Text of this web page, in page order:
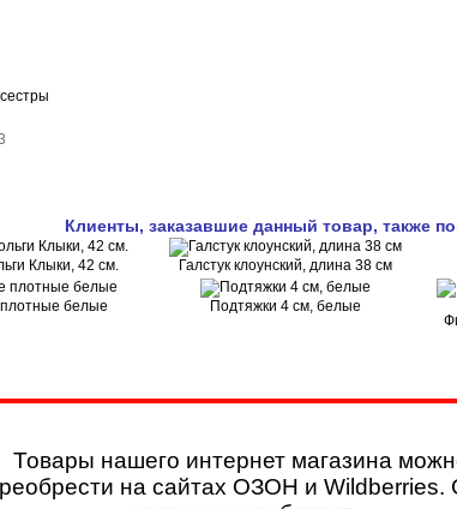
Товары нашего интернет магазина
на сайтах ОЗОН и Wildberries.
Клиенты, заказавшие данный товар, также
Клыки, 42 см. Галстук клоунский, длина 38 см
плотные белые
Подтяжки 4 см, белые